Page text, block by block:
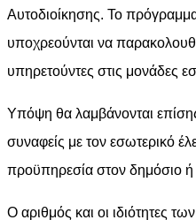
Αυτοδιοίκησης. Το πρόγραμμα
υποχρεούνται να
υπηρετούντες στις μονάδες
Υπόψη θα λαμβάνονται επίσης
συναφείς με τον εσωτερικό
προϋπηρεσία στον δημόσιο ή
Ο αριθμός και οι ιδιότητες